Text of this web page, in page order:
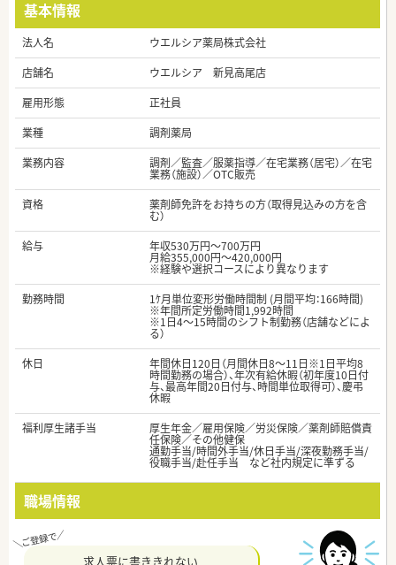
基本情報
法人名
ウエルシア薬局株式会社
店舗名
ウエルシア 新見高尾店
雇用形態
正社員
業種
調剤薬局
業務内容
調剤／監査／服薬指導／在宅業務（居宅）／在宅
業務（施設）／OTC販売
資格
薬剤師免許をお持ちの方（取得見込みの方を含
む）
給与
年収530万円～700万円
月給355,000円～420,000円
※経験や選択コースにより異なります
勤務時間
1ｹ月単位変形労働時間制 (月間平均：166時間)
※年間所定労働時間1,992時間
※1日4～15時間のシフト制勤務（店舗などによ
る）
休日
年間休日120日（月間休日8～11日※1日平均8
時間勤務の場合）、年次有給休暇（初年度10日付
与、最高年間20日付与、時間単位取得可）、慶弔
休暇
福利厚生諸手当
厚生年金／雇用保険／労災保険／薬剤師賠償責
任保険／その他健保
通勤手当/時間外手当/休日手当/深夜勤務手当/
役職手当/赴任手当 など社内規定に準ずる
職場情報
求人票に書ききれない